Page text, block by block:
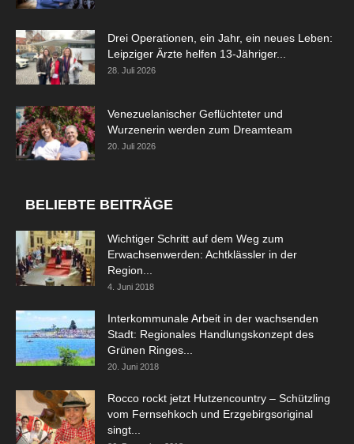
Drei Operationen, ein Jahr, ein neues Leben:
Leipziger Ärzte helfen 13-Jähriger...
28. Juli 2026
Venezuelanischer Geflüchteter und
Wurzenerin werden zum Dreamteam
20. Juli 2026
BELIEBTE BEITRÄGE
Wichtiger Schritt auf dem Weg zum
Erwachsenwerden: Achtklässler in der
Region...
4. Juni 2018
Interkommunale Arbeit in der wachsenden
Stadt: Regionales Handlungskonzept des
Grünen Ringes...
20. Juni 2018
Rocco rockt jetzt Hutzencountry – Schützling
vom Fernsehkoch und Erzgebirgsoriginal
singt...